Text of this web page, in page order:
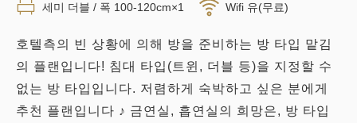
세미 더블 / 폭 100-120cm×1 Wifi 유(무료)
호텔측의 빈 상황에 의해 방을 준비하는 방 타입 맡김
의 플랜입니다! 침대 타입(트윈, 더블 등)을 지정할 수
없는 방 타입입니다. 저렴하게 숙박하고 싶은 분에게
추천 플랜입니다 ♪ 금연실, 흡연실의 희망은, 방 타입